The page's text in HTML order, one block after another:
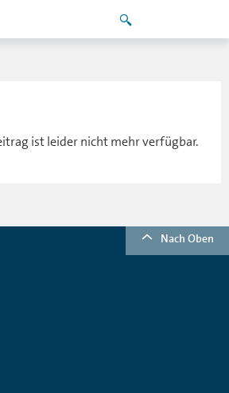
ist leider nicht mehr verfügbar.
Nach Oben